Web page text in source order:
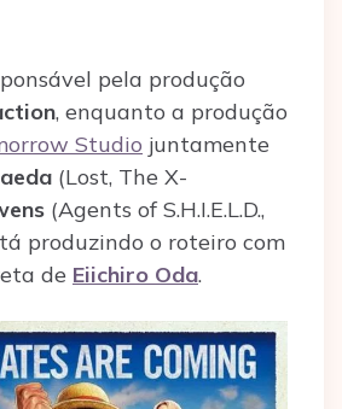
pela produção
, enquanto a produção
Studio juntamente
(Lost, The X-
(Agents of S.H.I.E.L.D.,
produzindo o roteiro com
de Eiichiro Oda.